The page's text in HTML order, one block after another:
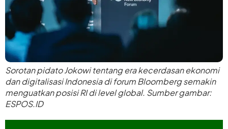
Sorotan pidato Jokowi tentang era kecerdasan ekonomi
dan digitalisasi Indonesia di forum Bloomberg semakin
menguatkan posisi RI di level global. Sumber gambar:
ESPOS.ID